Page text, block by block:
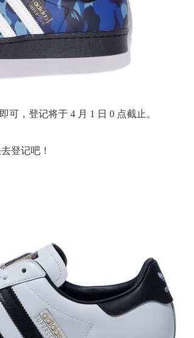
可，登记将于 4 月 1 日 0 点截止。
登记吧！